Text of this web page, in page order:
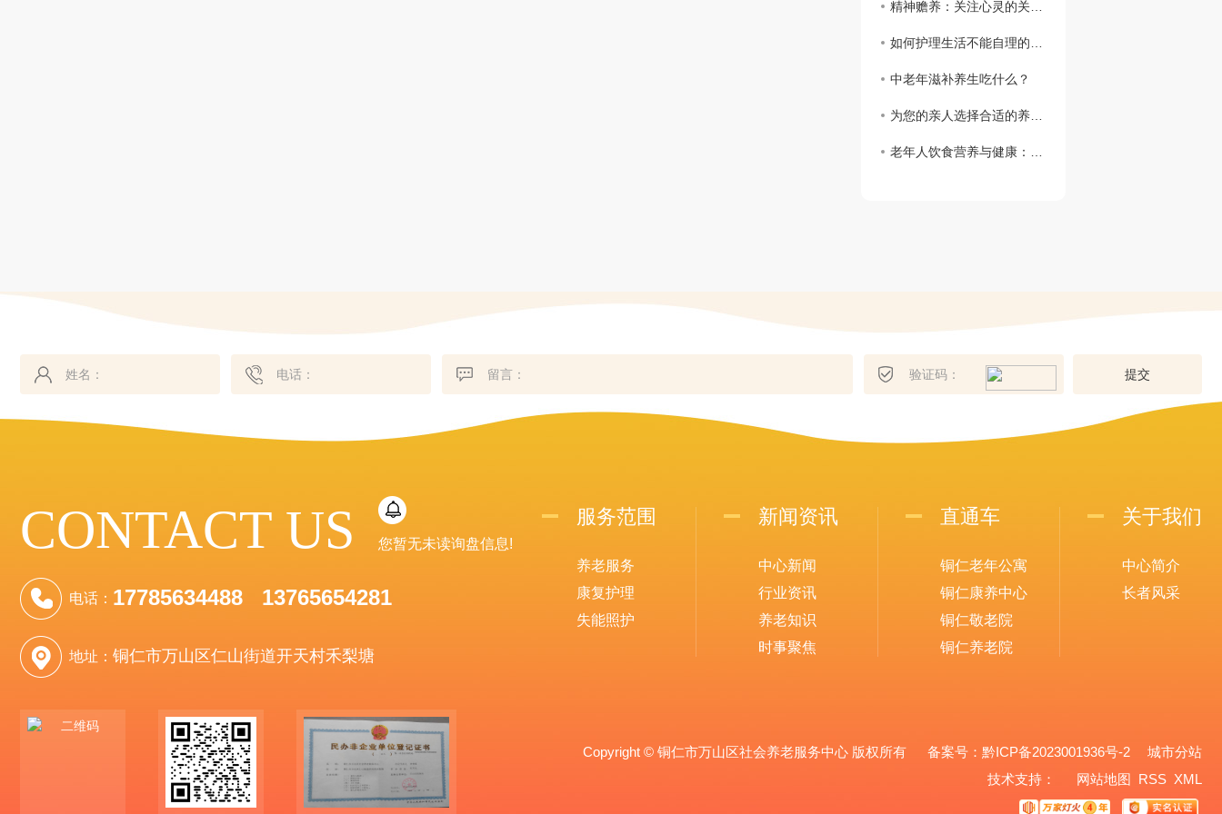
精神赡养：关注心灵的关怀与支持
如何护理生活不能自理的老人
中老年滋补养生吃什么？
为您的亲人选择合适的养老院
老年人饮食营养与健康：关注健康长寿的呵护
提交
CONTACT US 您暂无未读询盘信息!
电话： 17785634488 13765654281
地址： 铜仁市万山区仁山街道开天村禾梨塘
服务范围
养老服务
康复护理
失能照护
新闻资讯
中心新闻
行业资讯
养老知识
时事聚焦
直通车
铜仁老年公寓
铜仁康养中心
铜仁敬老院
铜仁养老院
关于我们
中心简介
长者风采
Copyright © 铜仁市万山区社会养老服务中心 版权所有 备案号： 黔ICP备2023001936号-2 城市分站
城市分站
技术支持： 网站地图 RSS XML